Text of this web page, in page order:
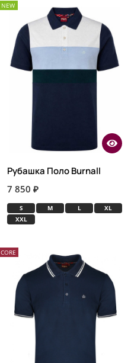
NEW
Рубашка Поло Burnall
7 850 ₽
S M L
XL
XXL
CORE